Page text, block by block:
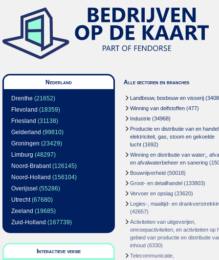
Nederland
Drenthe (21652)
Flevoland (18359)
Friesland (31138)
Gelderland (99810)
Groningen (23429)
Limburg (48297)
Noord-Brabant(126145)
Noord-Holland (156104)
Overijssel (55286)
Utrecht(67680)
Zeeland (19685)
Zuid-Holland (167739)
Interactieve versie
Alle sectoren en branches
Landbouw, bosbouw en visserij
Winning van delfstoffen (477)
Industrie (34968)
Productie en distributie van en
elektriciteit, gas, stoom en gekoelde
lucht (1692)
Winning en distributie van water;,
en afvalwaterbeheer en sanering
Bouwnijverheid (50018)
Groot- en detailhandel (133803)
Vervoer en opslag (23620)
Logies-, maaltijd- en
(42657)
Activiteiten van uitgeverijen,
omroepactiviteiten, en activiteiten op
gebied van productie en distributie
inhoud (6330)
Telecommunicatie,